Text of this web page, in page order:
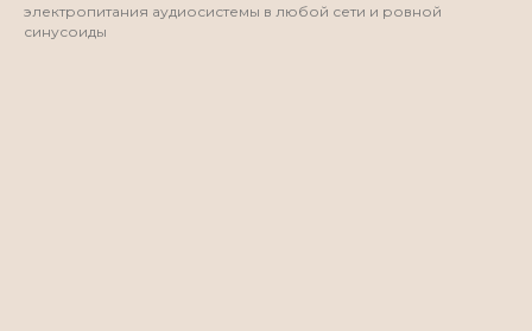
электропитания аудиосистемы в любой сети и ровной
синусоиды